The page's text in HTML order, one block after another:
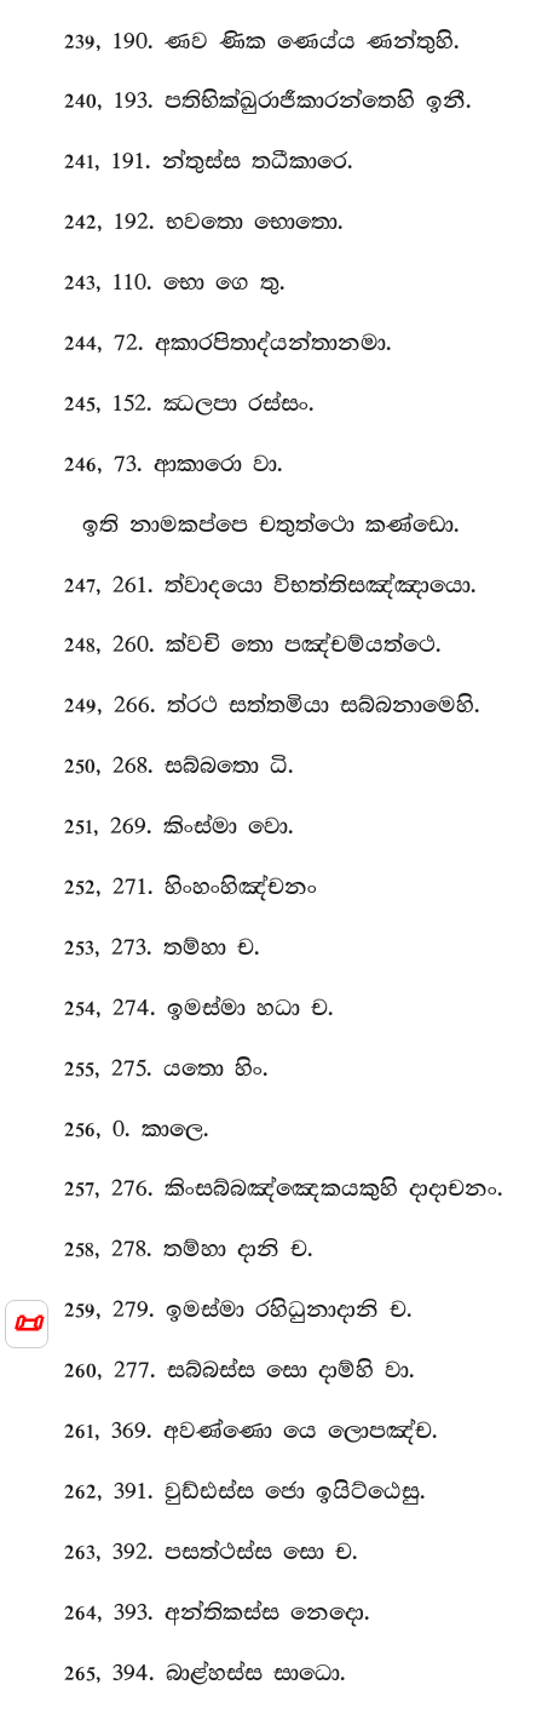
📜
239, 190. ණව ණික ණෙය්ය ණන්තුහි.
240, 193. පතිභික්ඛුරාජීකාරන්තෙහි ඉනී.
241, 191. න්තුස්ස තධීකාරෙ.
242, 192. භවතො භොතො.
243, 110. භො ගෙ තු.
244, 72. අකාරපිතාද්යන්තානමා.
245, 152. ඣලපා රස්සං.
246, 73. ආකාරො වා.
ඉති නාමකප්පෙ චතුත්ථො කණ්ඩො.
247, 261. ත්වාදයො විභත්තිසඤ්ඤායො.
248, 260. ක්වචි තො පඤ්චම්යත්ථෙ.
249, 266. ත්රථ සත්තමියා සබ්බනාමෙහි.
250, 268. සබ්බතො ධි.
251, 269. කිංස්මා වො.
252, 271. හිංහංහිඤ්චනං
253, 273. තම්හාච.
254, 274. ඉමස්මා හධා ච.
255, 275. යතො හිං.
256, 0. කාලෙ.
257, 276. කිංසබ්බඤ්ඤෙකයකුහි දාදාචනං.
258, 278. තම්හා දානි ච.
259, 279. ඉමස්මා රහිධුනාදානි ච.
260, 277. සබ්බස්ස සො දාම්හි වා.
261, 369. අවණ්ණො යෙ ලොපඤ්ච.
262, 391. වුඩ්ඪස්ස ජො ඉයිට්ඨෙසු.
263, 392. පසත්ථස්ස සො ච.
264, 393. අන්තිකස්ස නෙදො.
265, 394. බාළ්හස්ස සාධො.